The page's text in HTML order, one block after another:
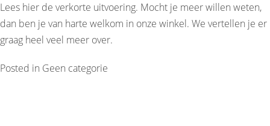
Lees hier de verkorte uitvoering. Mocht je meer willen weten,
dan ben je van harte welkom in onze winkel. We vertellen je er
graag heel veel meer over.
Posted in Geen categorie